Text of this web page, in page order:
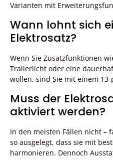
Varianten mit
Wann lohnt sich
Elektrosatz?
Wenn Sie Zusatzfunktionen
Trailerlicht oder eine
wollen, sind Sie mit einem
Muss der
aktiviert werden?
In den meisten Fällen nicht –
so ausgelegt, dass sie mit
harmonieren. Dennoch